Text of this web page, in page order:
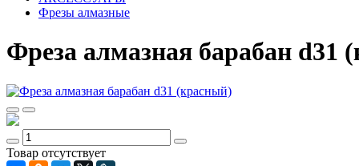
Фрезы алмазные
Фреза алмазная барабан d31
Товар отсутствует